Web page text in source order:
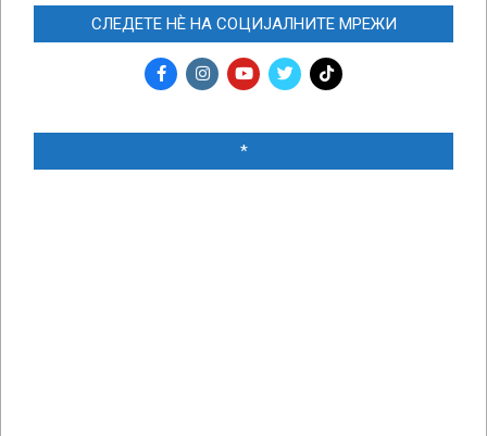
СЛЕДЕТЕ НЀ НА СОЦИЈАЛНИТЕ МРЕЖИ
*